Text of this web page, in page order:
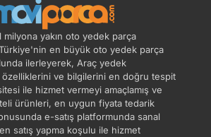
milyona yakın oto yedek parça
en büyük oto yedek parça
ilerleyerek, Araç yedek
özelliklerini ve bilgilerini en doğru tespit
ile hizmet vermeyi amaçlamış ve
ürünleri, en uygun fiyata tedarik
e-satış platformunda sanal
satış yapma koşulu ile hizmet